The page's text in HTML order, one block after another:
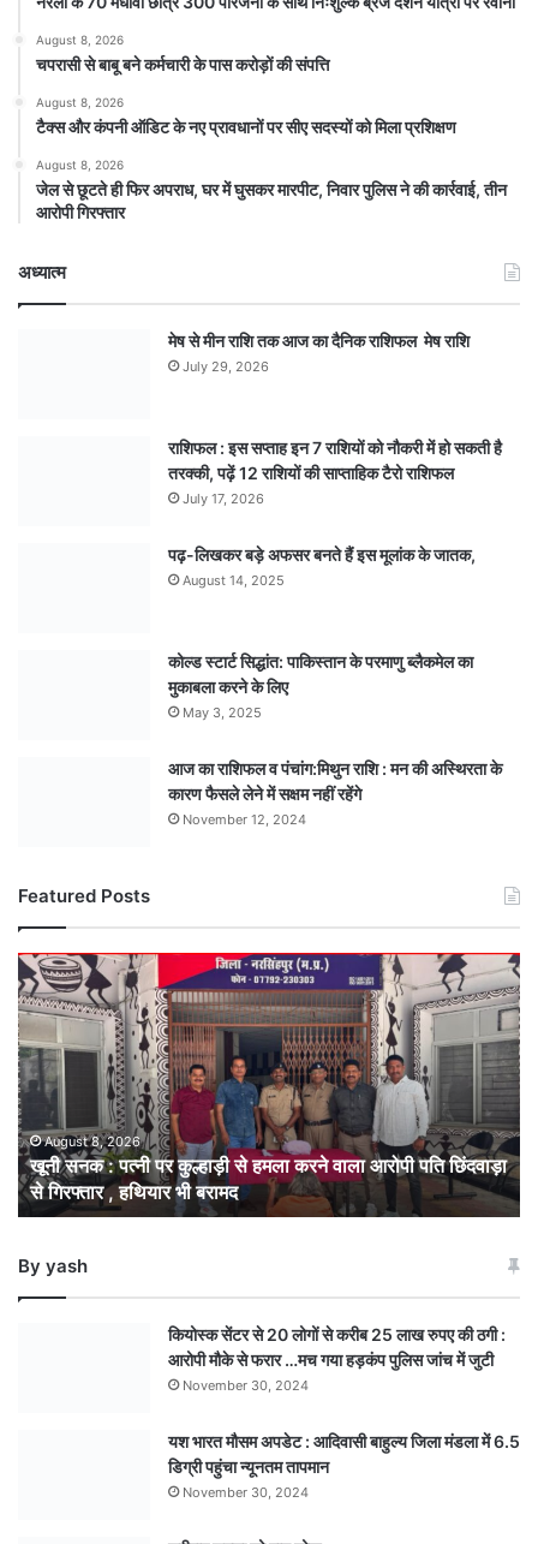
August 8, 2026
चपरासी से बाबू बने कर्मचारी के पास करोड़ों की संपत्ति
August 8, 2026
टैक्स और कंपनी ऑडिट के नए प्रावधानों पर सीए सदस्यों को मिला प्रशिक्षण
August 8, 2026
जेल से छूटते ही फिर अपराध, घर में घुसकर मारपीट, निवार पुलिस ने की कार्रवाई, तीन
आरोपी गिरफ्तार
अध्यात्म
मेष से मीन राशि तक आज का दैनिक राशिफल मेष राशि
July 29, 2026
राशिफल : इस सप्ताह इन 7 राशियों को नौकरी में हो सकती है
तरक्की, पढ़ें 12 राशियों की साप्ताहिक टैरो राशिफल
July 17, 2026
पढ़-लिखकर बड़े अफसर बनते हैं इस मूलांक के जातक,
August 14, 2025
कोल्ड स्टार्ट सिद्धांत: पाकिस्तान के परमाणु ब्लैकमेल का
मुकाबला करने के लिए
May 3, 2025
आज का राशिफल व पंचांग:मिथुन राशि : मन की अस्थिरता के
कारण फैसले लेने में सक्षम नहीं रहेंगे
November 12, 2024
Featured Posts
खूनी
सनक
:
पत्नी
पर
कुल्हाड़ी
से
हमला
करने
वाला
आरोपी
छिंदवाड़ा
August 8, 2026
खूनी सनक : पत्नी पर कुल्हाड़ी से हमला करने वाला आरोपी पति छिंदवाड़ा
से गिरफ्तार , हथियार भी बरामद
By yash
कियोस्क सेंटर से 20 लोगों से करीब 25 लाख रुपए की ठगी :
आरोपी मौके से फरार …मच गया हड़कंप पुलिस जांच में जुटी
November 30, 2024
यश भारत मौसम अपडेट : आदिवासी बाहुल्य जिला मंडला में 6.5
डिग्री पहुंचा न्यूनतम तापमान
November 30, 2024